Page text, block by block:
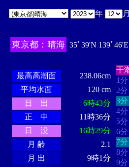
年 月
東京都：晴海 35ﾟ39'N 139ﾟ46'E
最高高潮面
238.06cm
平均水面
120 cm
日 出
6時43分
正 中
11時36分
日 没
16時29分
月 齢
2.1
月 出
9時1分
干
1分
2分
3分
4分
5分
6分
7分
8分
9分